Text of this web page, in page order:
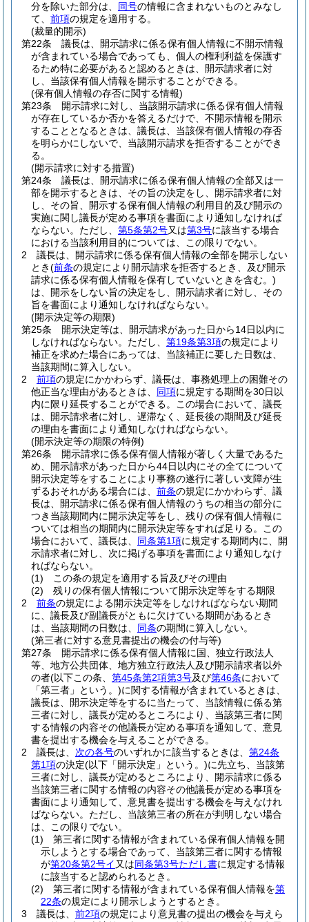
分を除いた部分は、 同号の情報に含まれないものとみなし
て、 前項の規定を適用する。
(裁量的開示)
第22条
議長は、開示請求に係る保有個人情報に不開示情報
が含まれている場合であっても、個人の権利利益を保護す
るため特に必要があると認めるときは、開示請求者に対
し、当該保有個人情報を開示することができる。
(保有個人情報の存否に関する情報)
第23条
開示請求に対し、当該開示請求に係る保有個人情報
が存在しているか否かを答えるだけで、不開示情報を開示
することとなるときは、議長は、当該保有個人情報の存否
を明らかにしないで、当該開示請求を拒否することができ
る。
(開示請求に対する措置)
第24条
議長は、開示請求に係る保有個人情報の全部又は一
部を開示するときは、その旨の決定をし、開示請求者に対
し、その旨、開示する保有個人情報の利用目的及び開示の
実施に関し議長が定める事項を書面により通知しなければ
ならない。 ただし、 第5条第2号又は第3号に該当する場合
における当該利用目的については、この限りでない。
2
議長は、開示請求に係る保有個人情報の全部を開示しない
とき(前条の規定により開示請求を拒否するとき、及び開示
請求に係る保有個人情報を保有していないときを含む。)
は、開示をしない旨の決定をし、開示請求者に対し、その
旨を書面により通知しなければならない。
(開示決定等の期限)
第25条
開示決定等は、開示請求があった日から14日以内に
しなければならない。 ただし、 第19条第3項の規定により
補正を求めた場合にあっては、当該補正に要した日数は、
当該期間に算入しない。
2
前項の規定にかかわらず、議長は、事務処理上の困難その
他正当な理由があるときは、 同項に規定する期間を30日以
内に限り延長することができる。
この場合において、議長
は、開示請求者に対し、遅滞なく、延長後の期間及び延長
の理由を書面により通知しなければならない。
(開示決定等の期限の特例)
第26条
開示請求に係る保有個人情報が著しく大量であるた
め、開示請求があった日から44日以内にその全てについて
開示決定等をすることにより事務の遂行に著しい支障が生
ずるおそれがある場合には、 前条の規定にかかわらず、議
長は、開示請求に係る保有個人情報のうちの相当の部分に
つき当該期間内に開示決定等をし、残りの保有個人情報に
ついては相当の期間内に開示決定等をすれば足りる。
この
場合において、議長は、 同条第1項に規定する期間内に、開
示請求者に対し、次に掲げる事項を書面により通知しなけ
ればならない。
(1)
この条の規定を適用する旨及びその理由
(2)
残りの保有個人情報について開示決定等をする期限
2
前条の規定による開示決定等をしなければならない期間
に、議長及び副議長がともに欠けている期間があるとき
は、当該期間の日数は、 同条の期間に算入しない。
(第三者に対する意見書提出の機会の付与等)
第27条
開示請求に係る保有個人情報に国、独立行政法人
等、地方公共団体、地方独立行政法人及び開示請求者以外
の者(以下この条、 第45条第2項第3号及び第46条において
「第三者」という。)に関する情報が含まれているときは、
議長は、開示決定等をするに当たって、当該情報に係る第
三者に対し、議長が定めるところにより、当該第三者に関
する情報の内容その他議長が定める事項を通知して、意見
書を提出する機会を与えることができる。
2
議長は、 次の各号のいずれかに該当するときは、 第24条
第1項の決定(以下「開示決定」という。)に先立ち、当該第
三者に対し、議長が定めるところにより、開示請求に係る
当該第三者に関する情報の内容その他議長が定める事項を
書面により通知して、意見書を提出する機会を与えなけれ
ばならない。 ただし、当該第三者の所在が判明しない場合
は、この限りでない。
(1)
第三者に関する情報が含まれている保有個人情報を開
示しようとする場合であって、当該第三者に関する情報
が第20条第2号イ 又は同条第3号ただし書に規定する情報
に該当すると認められるとき。
(2)
第三者に関する情報が含まれている保有個人情報を第
22条の規定により開示しようとするとき。
3
議長は、 前2項の規定により意見書の提出の機会を与えら